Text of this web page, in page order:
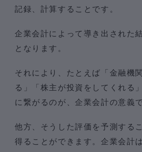
記録、計算することです。
企業会計によって導き出された
となります。
それにより、たとえば「金融機
る」「株主が投資をしてくれる
に繋がるのが、企業会計の意義で
他方、そうした評価を予測する
得ることができます。企業会計